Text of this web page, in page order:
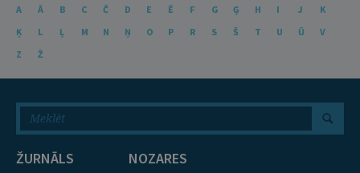
A Ā B C Č D E Ē F G Ģ H I J
K
Ķ
L Ļ M N Ņ O P R S Š T U Ū
V
Z
Ž
ŽURNĀLS NOZARES